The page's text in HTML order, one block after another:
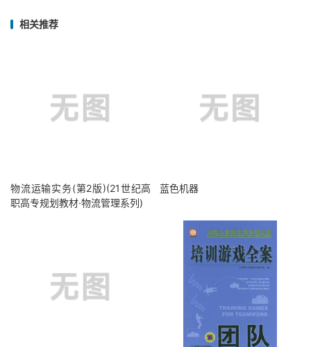
相关推荐
物流运输实务(第2版)(21世纪高
职高专规划教材·物流管理系列)
蓝色机器